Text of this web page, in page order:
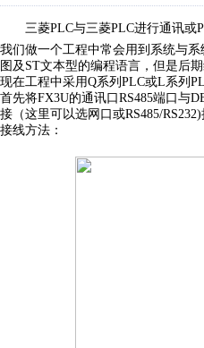
三菱PLC与三菱PLC进行通讯或
我们做一个工程中常会用到系统与
图及ST文本型的编程语言，但是后
现在工程中采用Q系列PLC或L系列
首先将FX3U的通讯口RS485端口与
接（这里可以选网口或RS485/RS232)
接线方法：